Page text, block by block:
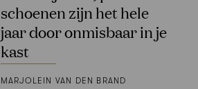
schoenen zijn het hele
jaar door onmisbaar in je
kast
MARJOLEIN VAN DEN BRAND